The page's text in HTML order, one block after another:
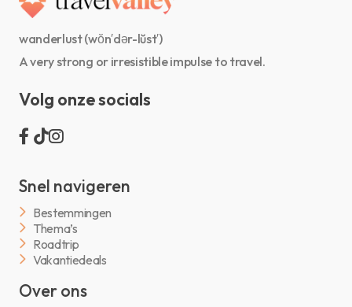
wanderlust (wŏn′dər-lŭst′)
A very strong or irresistible impulse to travel.
Volg onze socials
Snel navigeren
Bestemmingen
Thema’s
Roadtrip
Vakantiedeals
Over ons